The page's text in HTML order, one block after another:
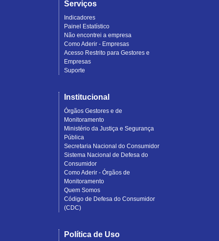
Serviços
Indicadores
Painel Estatístico
Não encontrei a empresa
Como Aderir - Empresas
Acesso Restrito para Gestores e
Empresas
Suporte
Institucional
Órgãos Gestores e de
Monitoramento
Ministério da Justiça e Segurança
Pública
Secretaria Nacional do Consumidor
Sistema Nacional de Defesa do
Consumidor
Como Aderir - Órgãos de
Monitoramento
Quem Somos
Código de Defesa do Consumidor
(CDC)
Política de Uso